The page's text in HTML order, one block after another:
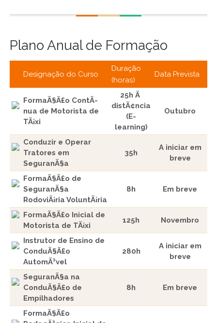
Plano Anual de Formação
Designação do Curso
Duração
(horas)
Data Prevista
FormaÃ§Ã£o ContÃ­
nua de Motorista de
TÃ¡xi
25h Ã
distÃ¢ncia
(E-
learning)
Outubro
Conduzir e Operar
Tratores em
SeguranÃ§a
35h
A iniciar em
breve
FormaÃ§Ã£o de
SeguranÃ§a
RodoviÃ¡ria VoluntÃ¡ria
8h Em breve
FormaÃ§Ã£o Inicial de
Motorista de TÃ¡xi
125h Novembro
Instrutor de Ensino de
ConduÃ§Ã£o
AutomÃ³vel
280h
A iniciar em
breve
SeguranÃ§a na
ConduÃ§Ã£o de
Empilhadores
8h Em breve
FormaÃ§Ã£o